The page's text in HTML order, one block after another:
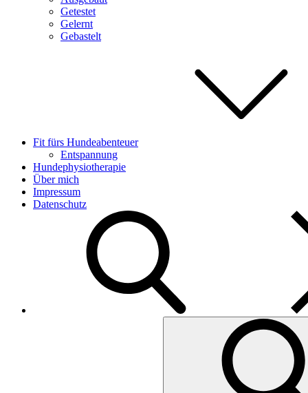
Getestet
Gelernt
Gebastelt
Fit fürs Hundeabenteuer
Entspannung
Hundephysiotherapie
Über mich
Impressum
Datenschutz